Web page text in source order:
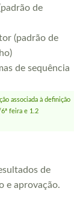
de
(padrão de
de sequência
associada à definição
feira e 1.2
de
e aprovação.